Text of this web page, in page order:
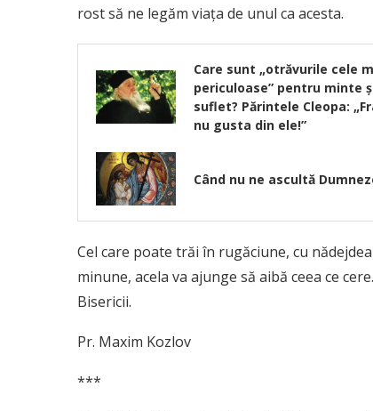
rost să ne legăm viaţa de unul ca acesta.
Care sunt „otrăvurile cele
periculoase” pentru minte
suflet? Părintele Cleopa:
nu gusta din ele!”
Când nu ne ascultă
Cel care poate trăi în rugăciune, cu
minune, acela va ajunge să aibă ceea ce
Bisericii.
Pr. Maxim Kozlov
***